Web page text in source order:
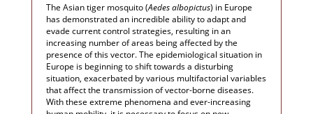
The Asian tiger mosquito (Aedes albopictus) in Europe
has demonstrated an incredible ability to adapt and
evade current control strategies, resulting in an
increasing number of areas being affected by the
presence of this vector. The epidemiological situation in
Europe is beginning to shift towards a disturbing
situation, exacerbated by various multifactorial variables
that affect the transmission of vector-borne diseases.
With these extreme phenomena and ever-increasing